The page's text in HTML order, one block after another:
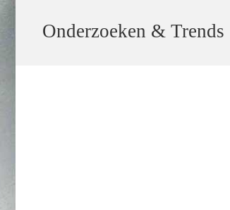
Onderzoeken & Trends